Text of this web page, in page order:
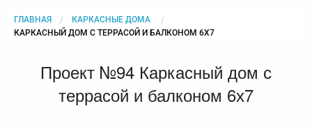
ГЛАВНАЯ
КАРКАСНЫЕ ДОМА
CURRENT:
КАРКАСНЫЙ ДОМ С ТЕРРАСОЙ И БАЛКОНОМ 6Х7
Проект №94 Каркасный дом с
террасой и балконом 6х7